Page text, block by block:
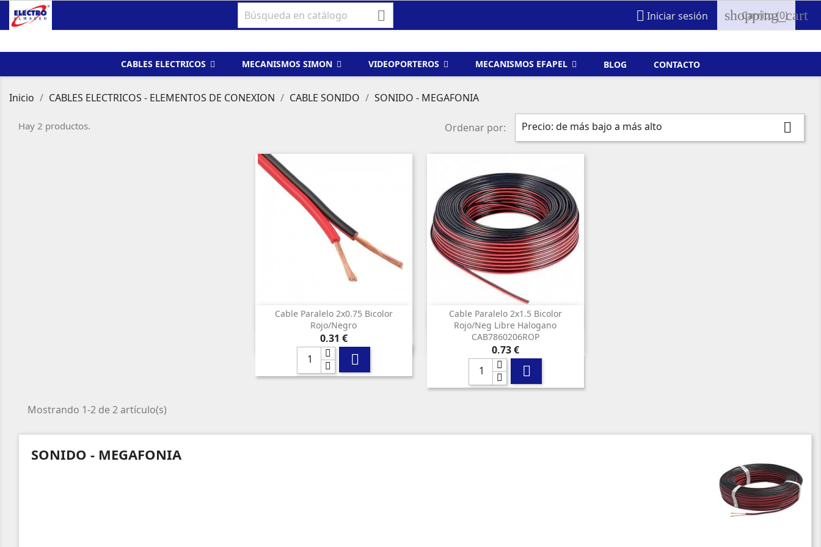
  Iniciar sesión shopping_cart
Carrito(0)
CABLES ELECTRICOS MECANISMOS SIMON VIDEOPORTEROS MECANISMOS EFAPEL BLOG CONTACTO
Inicio CABLES ELECTRICOS - ELEMENTOS DE CONEXION CABLE SONIDO SONIDO - MEGAFONIA
Hay 2 productos. Ordenar por: Precio: de más bajo a más alto 
Cable Paralelo 2x0.75 Bicolor
Rojo/negro
Precio
0,31 €

 Vista rápida
Cable Paralelo 2x1.5 Bicolor
Rojo/neg Libre Halogano
CAB7860206ROP
Precio
0,73 €

 Vista rápida
Mostrando 1-2 de 2 artículo(s)
SONIDO - MEGAFONIA